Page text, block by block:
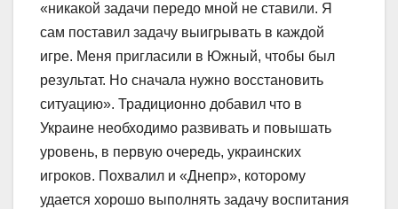
«никакой задачи передо мной не ставили. Я
сам поставил задачу выигрывать в каждой
игре. Меня пригласили в Южный, чтобы был
результат. Но сначала нужно восстановить
ситуацию». Традиционно добавил что в
Украине необходимо развивать и повышать
уровень, в первую очередь, украинских
игроков. Похвалил и «Днепр», которому
удается хорошо выполнять задачу воспитания